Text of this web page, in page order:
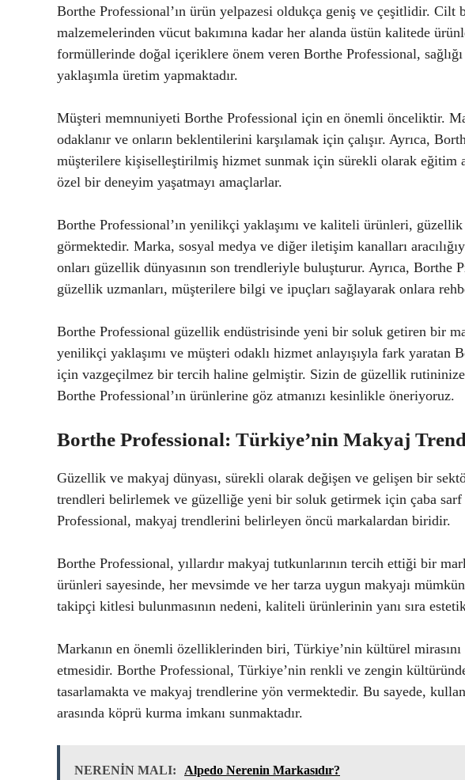
Borthe Professional’ın ürün yelpazesi oldukça geniş ve çeşitlidir. Cilt
malzemelerinden vücut bakımına kadar her alanda üstün kalitede
formüllerinde doğal içeriklere önem veren Borthe Professional,
yaklaşımla üretim yapmaktadır.
Müşteri memnuniyeti Borthe Professional için en önemli önceliktir.
odaklanır ve onların beklentilerini karşılamak için çalışır. Ayrıca,
müşterilere kişiselleştirilmiş hizmet sunmak için sürekli olarak eğitim
özel bir deneyim yaşatmayı amaçlarlar.
Borthe Professional’ın yenilikçi yaklaşımı ve kaliteli ürünleri,
görmektedir. Marka, sosyal medya ve diğer iletişim kanalları
onları güzellik dünyasının son trendleriyle buluşturur. Ayrıca, Borthe
güzellik uzmanları, müşterilere bilgi ve ipuçları sağlayarak onlara
Borthe Professional güzellik endüstrisinde yeni bir soluk getiren bir
yenilikçi yaklaşımı ve müşteri odaklı hizmet anlayışıyla fark yaratan
için vazgeçilmez bir tercih haline gelmiştir. Sizin de güzellik
Borthe Professional’ın ürünlerine göz atmanızı kesinlikle öneriyoruz.
Borthe Professional: Türkiye’nin Makyaj
Güzellik ve makyaj dünyası, sürekli olarak değişen ve gelişen bir
trendleri belirlemek ve güzelliğe yeni bir soluk getirmek için çaba
Professional, makyaj trendlerini belirleyen öncü markalardan biridir.
Borthe Professional, yıllardır makyaj tutkunlarının tercih ettiği bir
ürünleri sayesinde, her mevsimde ve her tarza uygun makyajı
takipçi kitlesi bulunmasının nedeni, kaliteli ürünlerinin yanı sıra estetik
Markanın en önemli özelliklerinden biri, Türkiye’nin kültürel mirasını
etmesidir. Borthe Professional, Türkiye’nin renkli ve zengin
tasarlamakta ve makyaj trendlerine yön vermektedir. Bu sayede,
arasında köprü kurma imkanı sunmaktadır.
NERENİN MALI: Alpedo Nerenin Markasıdır?